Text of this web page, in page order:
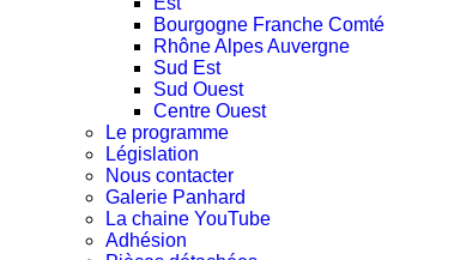
Bourgogne Franche Comté
Rhône Alpes Auvergne
Sud Est
Sud Ouest
Centre Ouest
Le programme
Législation
Nous contacter
Galerie Panhard
La chaine YouTube
Adhésion